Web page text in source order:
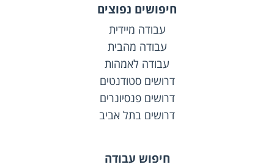
חיפושים נפוצים
עבודה מיידית
עבודה מהבית
עבודה לאמהות
דרושים סטודנטים
דרושים פנסיונרים
דרושים בתל אביב
חיפוש עבודה